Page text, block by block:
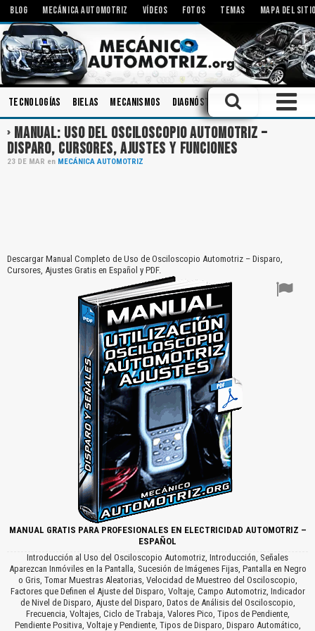
BLOG MECÁNICA AUTOMOTRIZ VÍDEOS FOTOS TEMAS MAPA DEL
Tecnologías Bielas Mecanismos Diagnóstico Herramientas
MANUAL: USO DEL OSCILOSCOPIO AUTOMOTRIZ –
DISPARO, CURSORES, AJUSTES Y FUNCIONES
23 DE MAR en MECÁNICA AUTOMOTRIZ
Descargar Manual Completo de Uso de Osciloscopio Automotriz – Disparo,
Cursores, Ajustes Gratis en Español y PDF.
MANUAL GRATIS PARA PROFESIONALES EN ELECTRICIDAD AUTOMOTRIZ –
ESPAÑOL
Introducción al Uso del Osciloscopio Automotriz, Introducción, Señales
Aparezcan Inmóviles en la Pantalla, Sucesión de Imágenes Fijas, Pantalla en Negro
o Gris, Tomar Muestras Aleatorias, Velocidad de Muestreo del Osciloscopio,
Factores que Definen el Ajuste del Disparo, Voltaje, Campo Automotriz, Indicador
de Nivel de Disparo, Ajuste del Disparo, Datos de Análisis del Osciloscopio,
Frecuencia, Voltajes, Ciclo de Trabaja, Valores Pico, Tipos de Pendiente,
Pendiente Positiva, Voltaje y Pendiente, Tipos de Disparo, Disparo Automático,